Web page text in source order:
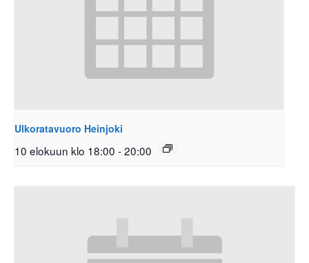
Ulkoratavuoro Heinjoki
10 elokuun klo 18:00 -20:00